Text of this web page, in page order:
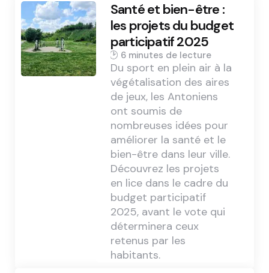
Santé et bien-être :
les projets du budget
participatif 2025
6 min
Du sport en plein air à la
végétalisation des aires
de jeux, les Antoniens
ont soumis de
nombreuses idées pour
améliorer la santé et le
bien-être dans leur ville.
Découvrez les projets
en lice dans le cadre du
budget participatif
2025, avant le vote qui
déterminera ceux
retenus par les
habitants.